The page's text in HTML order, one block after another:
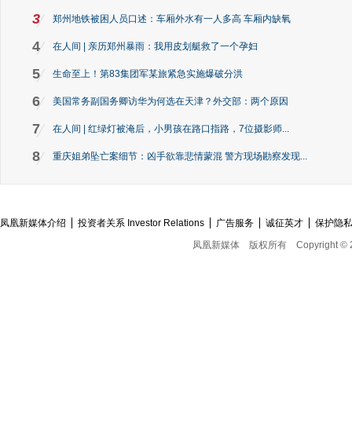
3 郑州地铁被困人员口述：车厢外水有一人多高 车厢内缺氧
4 在人间 | 亲历郑州暴雨：我用皮划艇救了一个孕妇
5 生命至上！第83集团军某旅紧急实施爆破分洪
6 美国常务副国务卿访华为何选在天津？外交部：两个原因
7 在人间 | 红绿灯被淹后，小男孩在路口指路，7位摄影师...
8 重庆姐弟坠亡案细节：凶手欲靠悲情蒙混 警方现场勘察发现...
凤凰新媒体介绍 投资者关系 Investor Relations 广告服务 诚征英才
保护隐
凤凰新媒体
版权所有 Copyright ©